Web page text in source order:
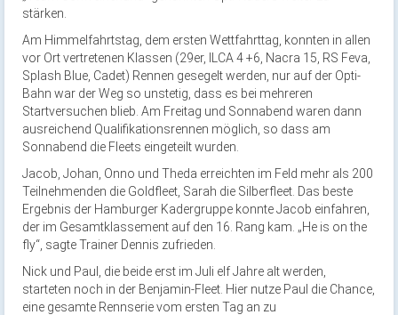
stärken.
Am Himmelfahrtstag, dem ersten Wettfahrttag, konnten in allen
vor Ort vertretenen Klassen (29er, ILCA 4 +6, Nacra 15, RS Feva,
Splash Blue, Cadet) Rennen gesegelt werden, nur auf der Opti-
Bahn war der Weg so unstetig, dass es bei mehreren
Startversuchen blieb. Am Freitag und Sonnabend waren dann
ausreichend Qualifikationsrennen möglich, so dass am
Sonnabend die Fleets eingeteilt wurden.
Jacob, Johan, Onno und Theda erreichten im Feld mehr als 200
Teilnehmenden die Goldfleet, Sarah die Silberfleet. Das beste
Ergebnis der Hamburger Kadergruppe konnte Jacob einfahren,
der im Gesamtklassement auf den 16. Rang kam. „He is on the
fly“, sagte Trainer Dennis zufrieden.
Nick und Paul, die beide erst im Juli elf Jahre alt werden,
starteten noch in der Benjamin-Fleet. Hier nutze Paul die Chance,
eine gesamte Rennserie vom ersten Tag an zu